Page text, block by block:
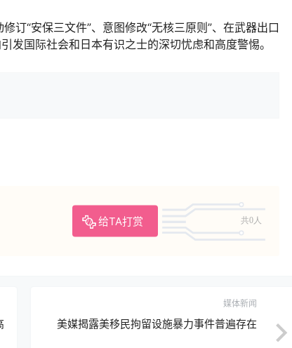
“安保三文件”、意图修改“无核三原则”、在武器出口
发国际社会和日本有识之士的深切忧虑和高度警惕。
给TA打赏 共0人
媒体新闻
美媒揭露美移民拘留设施暴力事件普遍存在